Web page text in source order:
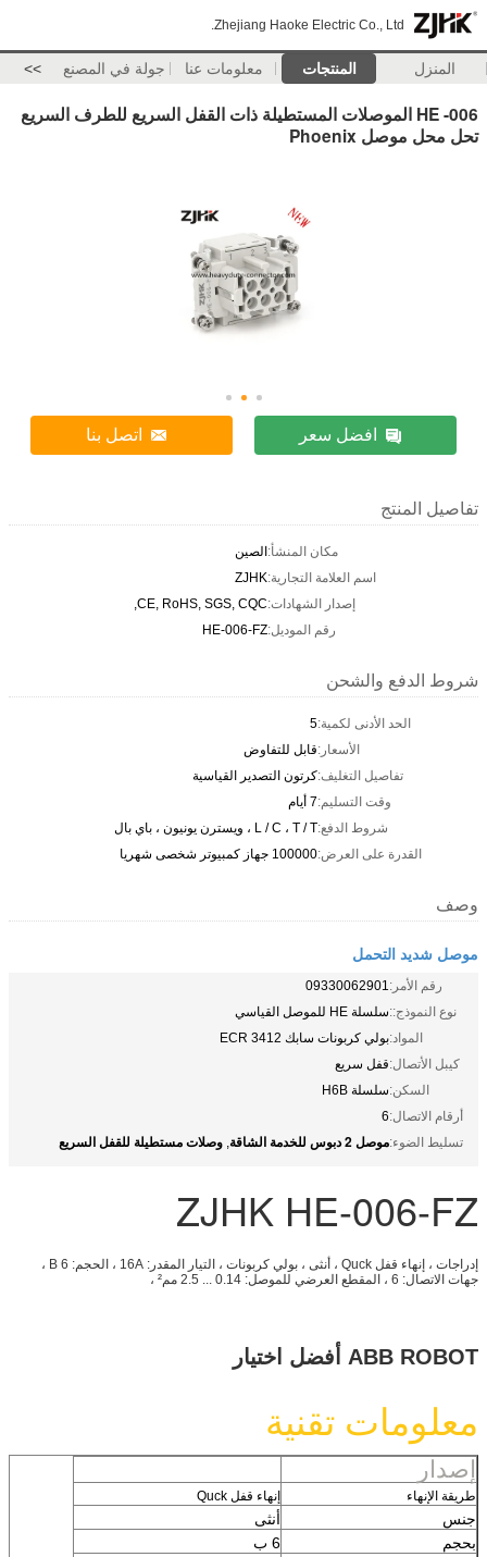
Zhejiang Haoke Electric Co., Ltd.
المنزل المنتجات معلومات عنا جولة في المصنع >>
HE -006 الموصلات المستطيلة ذات القفل السريع للطرف السريع
تحل محل موصل Phoenix
افضل سعر اتصل بنا
تفاصيل المنتج
مكان المنشأ:الصين
اسم العلامة التجارية:ZJHK
إصدار الشهادات:CE, RoHS, SGS, CQC,
رقم الموديل:HE-006-FZ
شروط الدفع والشحن
الحد الأدنى لكمية:5
الأسعار:قابل للتفاوض
تفاصيل التغليف:كرتون التصدير القياسية
وقت التسليم:7 أيام
شروط الدفع:L / C ، T / T ، ويسترن يونيون ، باي بال
القدرة على العرض:100000 جهاز كمبيوتر شخصى شهريا
وصف
موصل شديد التحمل
رقم الأمر:09330062901
نوع النموذج::سلسلة HE للموصل القياسي
المواد:بولي كربونات سابك 3412 ECR
كيبل الأتصال:قفل سريع
السكن:سلسلة H6B
أرقام الاتصال:6
تسليط الضوء:موصل 2 دبوس للخدمة الشاقة , وصلات مستطيلة للقفل السريع
ZJHK HE-006-FZ
إدراجات ، إنهاء قفل Quck ، أنثى ، بولي كربونات ، التيار المقدر: 16A ، الحجم: 6 B ،
جهات الاتصال: 6 ، المقطع العرضي للموصل: 0.14 ... 2.5 مم² ،
ABB ROBOT أفضل اختيار
معلومات تقنية
إصدار
طريقة الإنهاء إنهاء قفل Quck
جنس
أنثى
بحجم
6 ب